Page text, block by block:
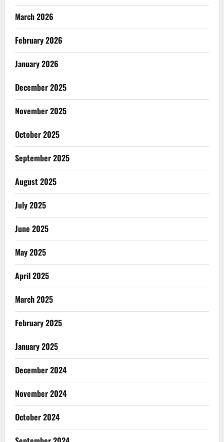
March 2026
February 2026
January 2026
December 2025
November 2025
October 2025
September 2025
August 2025
July 2025
June 2025
May 2025
April 2025
March 2025
February 2025
January 2025
December 2024
November 2024
October 2024